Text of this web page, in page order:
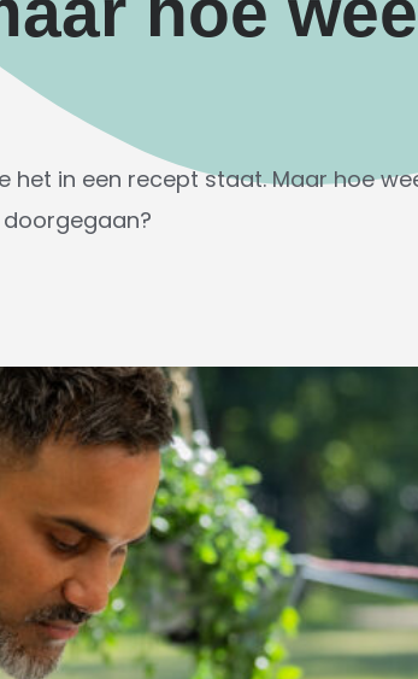
het in een recept staat. Maar hoe
doorgegaan?